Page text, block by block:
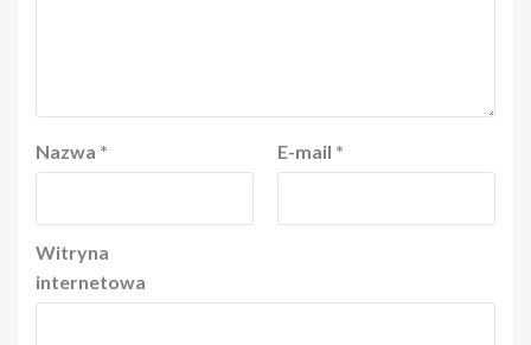
Nazwa * E-mail *
Witryna
internetowa